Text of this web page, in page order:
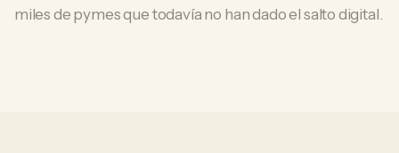
miles de pymes que todavía no han dado el salto digital.